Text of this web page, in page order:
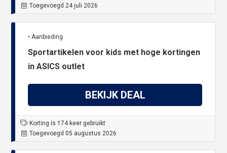
Toegevoegd 24 juli 2026
• Aanbieding
Sportartikelen voor kids met hoge kortingen
in ASICS outlet
BEKIJK DEAL
Korting is 174 keer gebruikt
Toegevoegd 05 augustus 2026